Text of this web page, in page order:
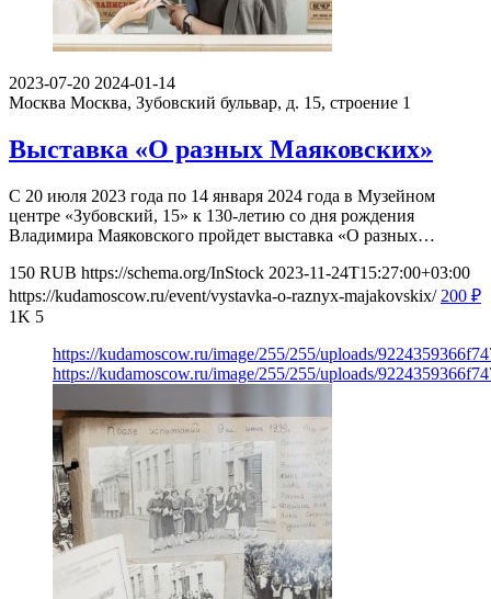
2023-07-20 2024-01-14
Москва Москва, Зубовский бульвар, д. 15, строение 1
Выставка «О разных Маяковских»
С 20 июля 2023 года по 14 января 2024 года в Музейном
центре «Зубовский, 15» к 130-летию со дня рождения
Владимира Маяковского пройдет выставка «О разных…
150 RUB https://schema.org/InStock 2023-11-24T15:27:00+03:00
https://kudamoscow.ru/event/vystavka-o-raznyx-majakovskix/ 200 ₽
1K 5
https://kudamoscow.ru/image/255/255/uploads/
https://kudamoscow.ru/image/255/255/uploads/